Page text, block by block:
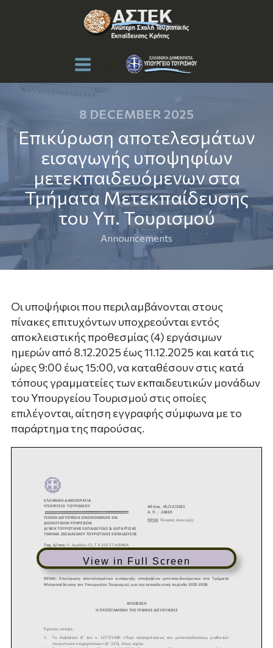
8 DECEMBER 2025
Επικύρωση αποτελεσμάτων
εισαγωγής υποψηφίων
μετεκπαιδευόμενων στα
Τμήματα Μετεκπαίδευσης
του Υπ. Τουρισμού
Announcements
Οι υποψήφιοι που περιλαμβάνονται στους
πίνακες επιτυχόντων υποχρεούνται εντός
αποκλειστικής προθεσμίας (4) εργάσιμων
ημερών από 8.12.2025 έως 11.12.2025 και κατά τις
ώρες 9:00 έως 15:00, να καταθέσουν στις κατά
τόπους γραμματείες των εκπαιδευτικών μονάδων
του Υπουργείου Τουρισμού στις οποίες
επιλέγονται, αίτηση εγγραφής σύμφωνα με το
παράρτημα της παρούσας.
View in Full Screen